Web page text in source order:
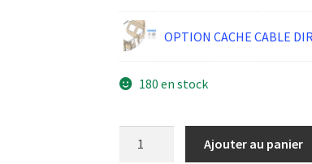
OPTION CACHE CABLE
180 en stock
Ajouter au panier